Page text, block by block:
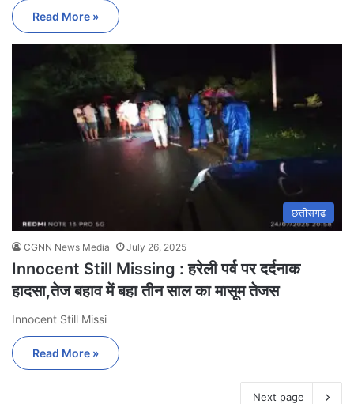
Read More »
छत्तीसगढ
CGNN News Media July 26, 2025
Innocent Still Missing : हरेली पर्व पर दर्दनाक
हादसा,तेज बहाव में बहा तीन साल का मासूम तेजस
Innocent Still Missi
Read More »
Next page